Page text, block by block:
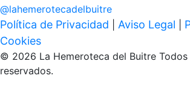
@lahemerotecadelbuitre
Política de Privacidad Aviso Legal
Cookies
© 2026 La Hemeroteca del Buitre
reservados.